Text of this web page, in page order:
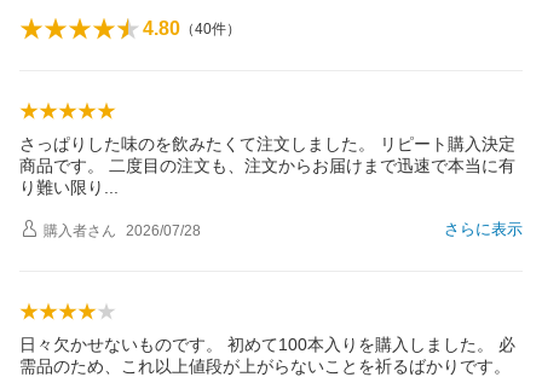
4.80 （40件）
さっぱりした味のを飲みたくて注文しました。 リピート購入決定
商品です。 二度目の注文も、注文からお届けまで迅速で本当に有
り難い限 り
さらに表示
購入者さん 2026/07/28
日々欠かせないものです。 初めて100本入りを購入しました。 必
需品のため、これ以上値段が上がらないことを祈るばかりです。